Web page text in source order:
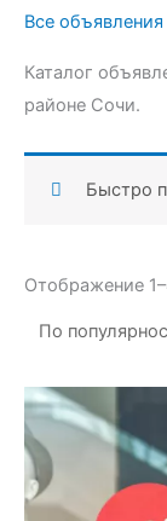
Все объявления
Каталог
районе Сочи.
Быстро
Отображение